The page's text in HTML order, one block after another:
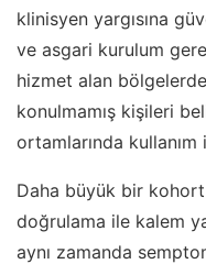
klinisyen yargısına
ve asgari kurulum
hizmet alan
konulmamış kişileri
ortamlarında
Daha büyük bir
doğrulama ile kalem
aynı zamanda